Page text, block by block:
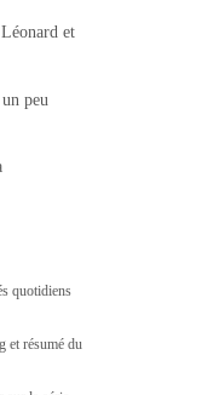
et
peu
quotidiens
et résumé du